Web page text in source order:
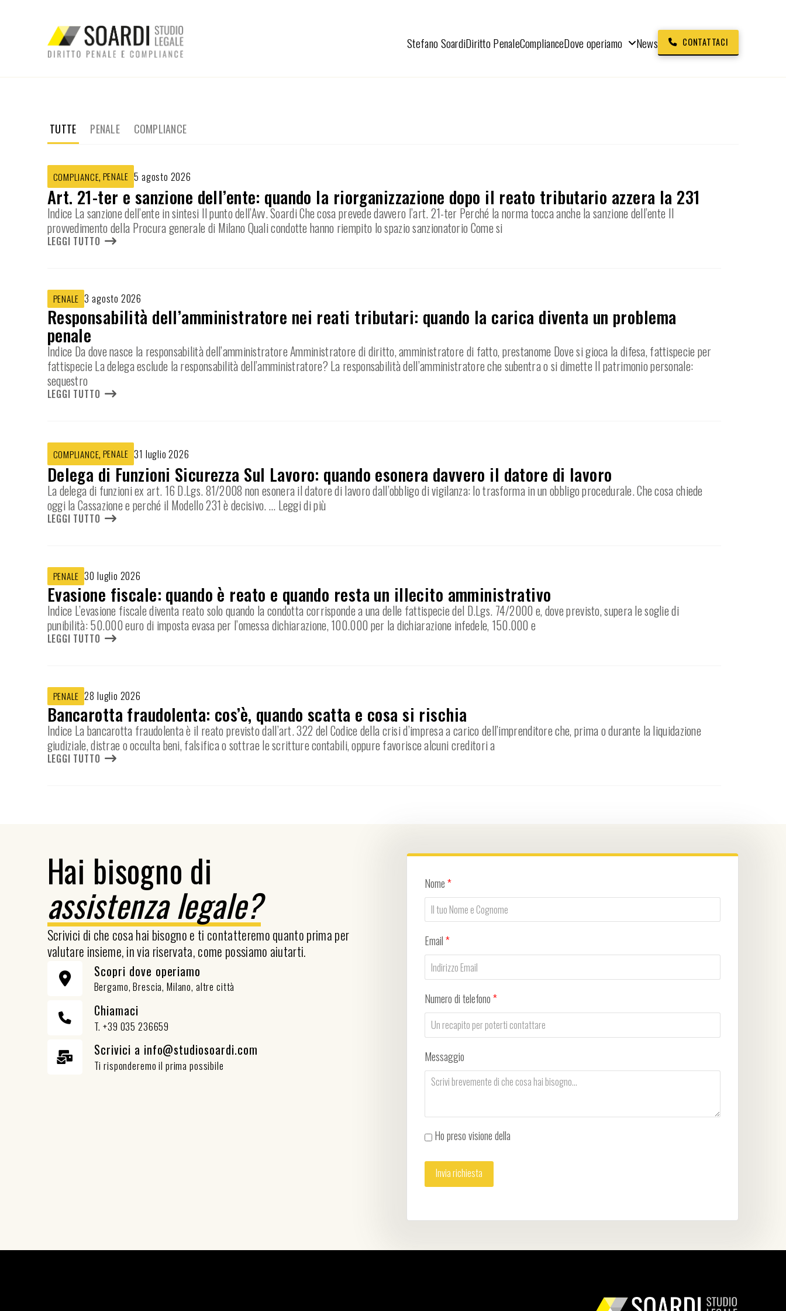
Stefano SoardiDiritto PenaleComplianceDove operiamo News CONTATTACI
TUTTE PENALE COMPLIANCE
COMPLIANCE, PENALE 5 agosto 2026
Art. 21-ter e sanzione dell’ente: quando la riorganizzazione dopo il reato tributario azzera la 231
Indice La sanzione dell’ente in sintesi Il punto dell’Avv. Soardi Che cosa prevede davvero l’art. 21-ter Perché la norma tocca anche la sanzione dell’ente Il
provvedimento della Procura generale di Milano Quali condotte hanno riempito lo spazio sanzionatorio Come si
LEGGI TUTTO
PENALE 3 agosto 2026
Responsabilità dell’amministratore nei reati tributari: quando la carica diventa un problema
penale
Indice Da dove nasce la responsabilità dell’amministratore Amministratore di diritto, amministratore di fatto, prestanome Dove si gioca la difesa, fattispecie per
fattispecie La delega esclude la responsabilità dell’amministratore? La responsabilità dell’amministratore che subentra o si dimette Il patrimonio personale:
sequestro
LEGGI TUTTO
COMPLIANCE, PENALE 31 luglio 2026
Delega di Funzioni Sicurezza Sul Lavoro: quando esonera davvero il datore di lavoro
La delega di funzioni ex art. 16 D.Lgs. 81/2008 non esonera il datore di lavoro dall’obbligo di vigilanza: lo trasforma in un obbligo procedurale. Che cosa chiede
oggi la Cassazione e perché il Modello 231 è decisivo.… Leggi di più
LEGGI TUTTO
PENALE 30 luglio 2026
Evasione fiscale: quando è reato e quando resta un illecito amministrativo
Indice L’evasione fiscale diventa reato solo quando la condotta corrisponde a una delle fattispecie del D.Lgs. 74/2000 e, dove previsto, supera le soglie di
punibilità: 50.000 euro di imposta evasa per l’omessa dichiarazione, 100.000 per la dichiarazione infedele, 150.000 e
LEGGI TUTTO
PENALE 28 luglio 2026
Bancarotta fraudolenta: cos’è, quando scatta e cosa si rischia
Indice La bancarotta fraudolenta è il reato previsto dall’art. 322 del Codice della crisi d’impresa a carico dell’imprenditore che, prima o durante la liquidazione
giudiziale, distrae o occulta beni, falsifica o sottrae le scritture contabili, oppure favorisce alcuni creditori a
LEGGI TUTTO
Hai bisogno di
assistenza legale?
Scrivici di che cosa hai bisogno e ti contatteremo quanto prima per
valutare insieme, in via riservata, come possiamo aiutarti.
Scopri dove operiamo
Bergamo, Brescia, Milano, altre città
Chiamaci
T. +39 035 236659
Scrivici a info@studiosoardi.com
Ti risponderemo il prima possibile
Nome*
Email*
Numero di telefono*
Messaggio
Ho preso visione della